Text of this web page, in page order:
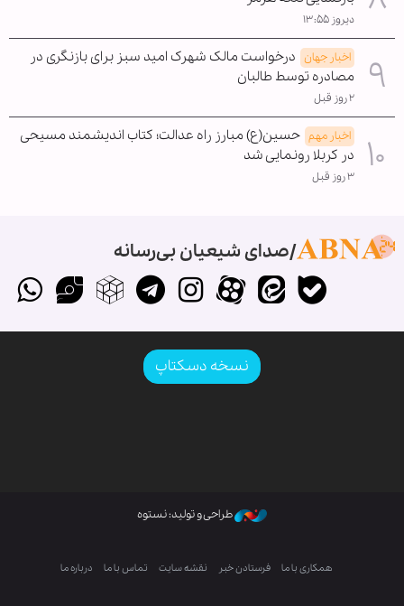
دیروز ۱۳:۵۵
اخبار جهان درخواست مالک شهرک امید سبز برای بازنگری در
مصادره توسط طالبان
۲ روز قبل
اخبار مهم حسین(ع) مبارز راه عدالت؛ کتاب اندیشمند مسیحی
در کربلا رونمایی شد
۳ روز قبل
صدای شیعیان بی‌رسانه
نسخه دسکتاپ
طراحی و تولید: نستوه
همکاری با ما فرستادن خبر نقشه سایت تماس با ما درباره ما